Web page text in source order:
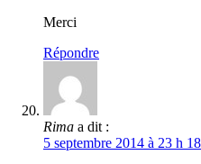
Merci
Répondre
Rima a dit :
5 septembre 2014 à 23 h